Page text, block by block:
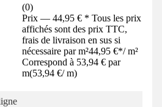
(0)
Prix — 44,95 € * Tous les prix
affichés sont des prix TTC,
frais de livraison en sus si
nécessaire par m²44,95 €*/ m²
Correspond à 53,94 € par
m(53,94 €/ m)